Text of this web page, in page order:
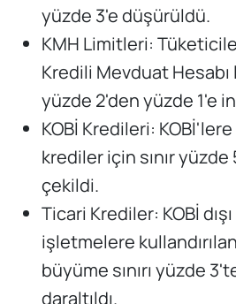
yüzde 3'e düşürüldü.
KMH Limitleri:
Kredili Mevduat
yüzde 2'den yüzde 1'e
KOBİ Kredileri: KOBİ'lere
krediler için sınır
çekildi.
Ticari Krediler: KOBİ
işletmelere
büyüme sınırı yüzde
daraltıldı.